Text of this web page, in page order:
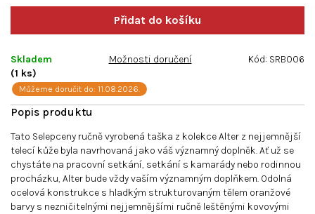
Tato Selepceny ručně vyrobená taška z kolekce Alter z nejjemnější
telecí kůže byla navrhovaná jako váš významný doplněk. Ať už se
chystáte na pracovní setkání, setkání s kamarády nebo rodinnou
procházku, Alter bude vždy vaším významným doplňkem. Odolná
ocelová konstrukce s hladkým strukturovaným tělem oranžové
barvy s nezničitelnými nejjemnějšími ručně leštěnými kovovými
Skladem
(1 ks)
Můžeme doručit do: 11.08.2026.
Možnosti doručení Kód: SRB006